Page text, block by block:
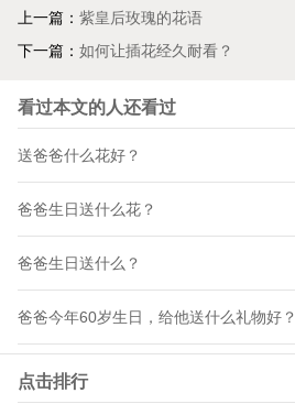
上一篇： 紫皇后玫瑰的花语
下一篇： 如何让插花经久耐看？
看过本文的人还看过
送爸爸什么花好？
爸爸生日送什么花？
爸爸生日送什么？
爸爸今年60岁生日，给他送什么礼物好？
点击排行